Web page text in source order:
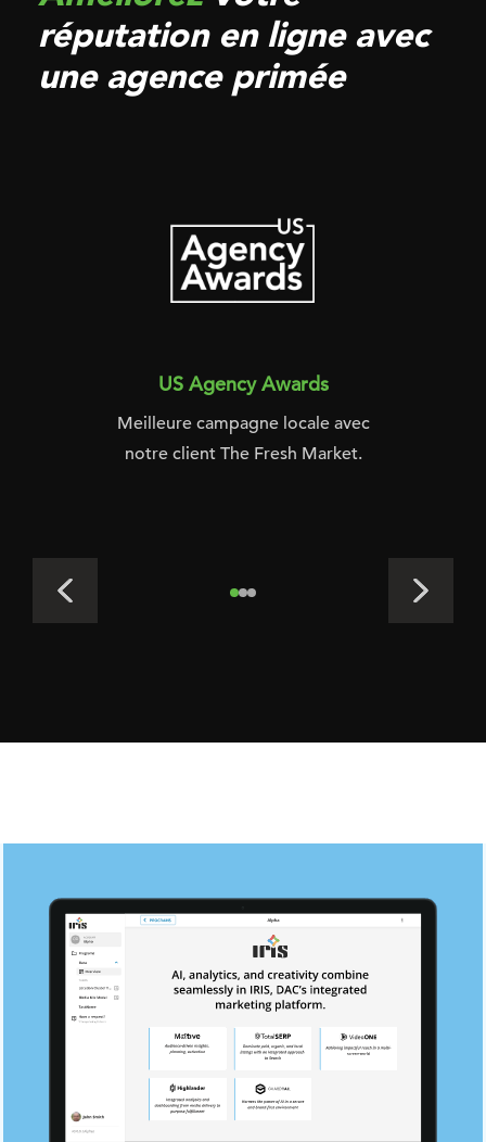
réputation en ligne avec
une agence primée
US Agency Awards
Meilleure campagne locale avec
notre client The Fresh Market.